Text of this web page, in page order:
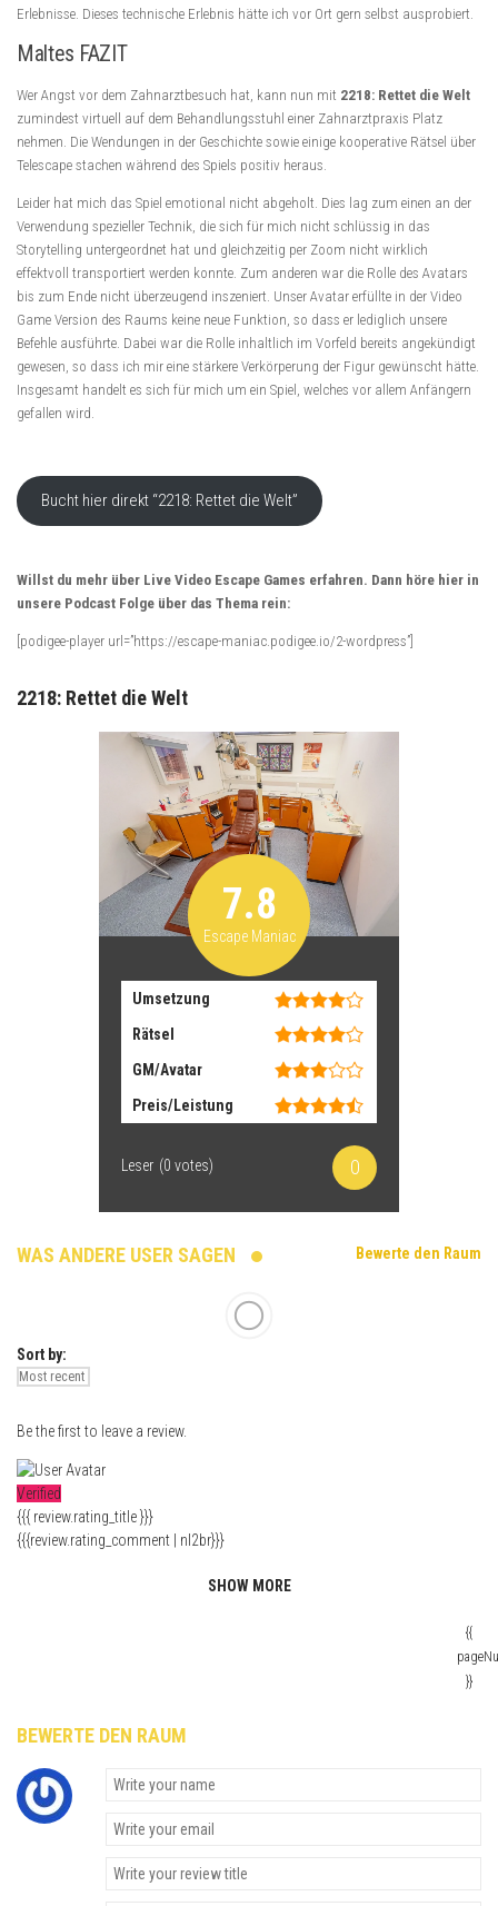
Erlebnisse. Dieses technische Erlebnis hätte ich vor Ort gern selbst ausprobiert.
Maltes FAZIT
Wer Angst vor dem Zahnarztbesuch hat, kann nun mit 2218: Rettet die Welt
zumindest virtuell auf dem Behandlungsstuhl einer Zahnarztpraxis Platz
nehmen. Die Wendungen in der Geschichte sowie einige kooperative Rätsel über
Telescape stachen während des Spiels positiv heraus.
Leider hat mich das Spiel emotional nicht abgeholt. Dies lag zum einen an der
Verwendung spezieller Technik, die sich für mich nicht schlüssig in das
Storytelling untergeordnet hat und gleichzeitig per Zoom nicht wirklich
effektvoll transportiert werden konnte. Zum anderen war die Rolle des Avatars
bis zum Ende nicht überzeugend inszeniert. Unser Avatar erfüllte in der Video
Game Version des Raums keine neue Funktion, so dass er lediglich unsere
Befehle ausführte. Dabei war die Rolle inhaltlich im Vorfeld bereits angekündigt
gewesen, so dass ich mir eine stärkere Verkörperung der Figur gewünscht hätte.
Insgesamt handelt es sich für mich um ein Spiel, welches vor allem Anfängern
gefallen wird.
Bucht hier direkt “2218: Rettet die Welt”
Willst du mehr über Live Video Escape Games erfahren. Dann höre hier in
unsere Podcast Folge über das Thema rein:
[podigee-player url=”https://escape-maniac.podigee.io/2-wordpress”]
2218: Rettet die Welt
7.8
Escape Maniac
Umsetzung
Rätsel
GM/Avatar
Preis/Leistung
Leser (0 votes) 0
WAS ANDERE USER SAGEN Bewerte den Raum
Sort by:
Be the first to leave a review.
Verified
{{{ review.rating_title }}}
{{{review.rating_comment | nl2br}}}
SHOW MORE
{{
}}
BEWERTE DEN RAUM